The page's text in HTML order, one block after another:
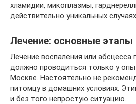
хламидии, микоплазмы,
действительно уникальных
Лечение: основные
Лечение воспаления или абсцесса
должно проводиться только у
Москве. Настоятельно не
питомцу в домашних условиях.
и без того непростую ситуацию.